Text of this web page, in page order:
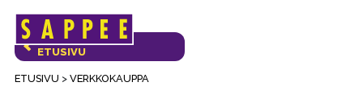
Päävalikko
ETUSIVU > VERKKOKAUPPA
VERKKOKAUPAN
ETUSIVU